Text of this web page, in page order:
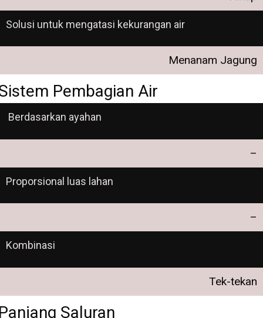
Solusi untuk mengatasi kekurangan air
Menanam Jagung
Pembagian Air
Berdasarkan ayahan
–
Proporsional luas lahan
–
Kombinasi
Tek-tekan
Saluran